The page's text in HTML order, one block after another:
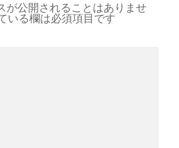
が公開されることはありませ
いる欄は必須項目です